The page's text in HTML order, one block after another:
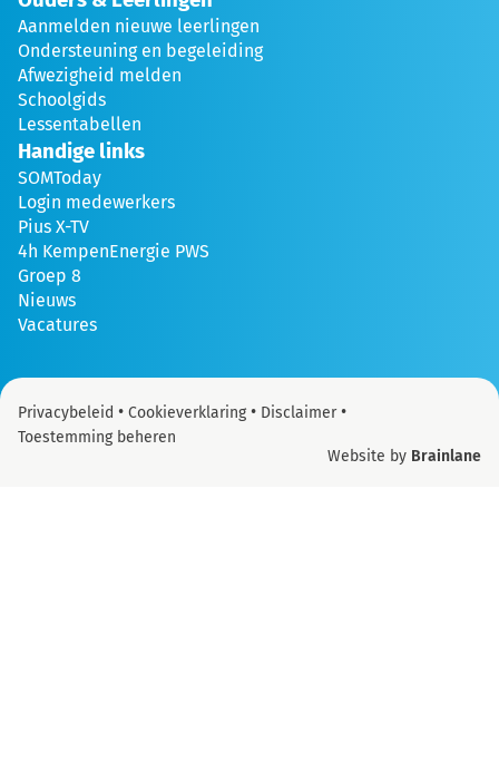
Aanmelden nieuwe leerlingen
Ondersteuning en begeleiding
Afwezigheid melden
Schoolgids
Lessentabellen
Handige links
SOMToday
Login medewerkers
Pius X-TV
4h KempenEnergie PWS
Groep 8
Nieuws
Vacatures
Privacybeleid • Cookieverklaring• Disclaimer•
Toestemming beheren
Website by Brainlane